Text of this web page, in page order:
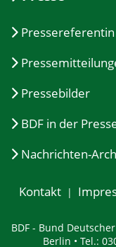
Pressereferentin
Pressebilder
BDF in der
Nachrichten-
Kontakt
BDF - Bund
Berlin • Tel.: